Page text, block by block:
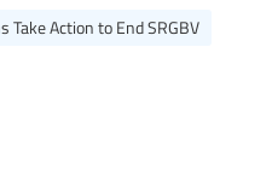
Take Action to End SRGBV